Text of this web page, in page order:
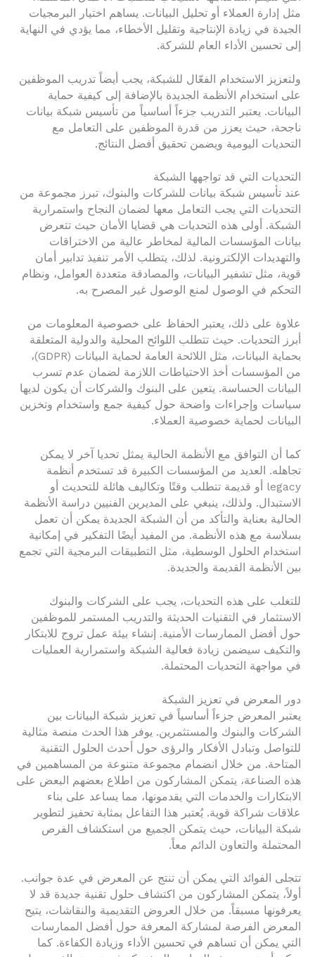
مثل إدارة العملاء أو تحليل البيانات. يساهم اختيار البرمجيات
الجيدة في زيادة الإنتاجية وتقليل الأخطاء، مما يؤدي في النهاية
إلى تحسين الأداء العام للشركة.
ولتعزيز الاستخدام الفعّال للشبكة، يجب أيضاً تدريب الموظفين
على استخدام الأنظمة الجديدة بالإضافة إلى كيفية حماية
البيانات. يعتبر التدريب جزءاً أساسياً من تأسيس شبكة بيانات
ناجحة، حيث يعزز من قدرة الموظفين على التعامل مع
التحديات اليومية ويضمن تحقيق أفضل النتائج.
التحديات التي قد تواجهها الشبكة
عند تأسيس شبكة بيانات للشركات والبنوك، تبرز مجموعة من
التحديات التي يجب التعامل معها لضمان النجاح واستمرارية
الشبكة. أولى هذه التحديات هي قضايا الأمان حيث تتعرض
بيانات المؤسسات المالية لمخاطر عالية من الاختراقات
والتهديدات الإلكترونية. لذلك، يتطلب الأمر تنفيذ تدابير أمان
قوية، مثل تشفير البيانات، والمصادقة متعددة العوامل، ونظام
التحكم في الوصول لمنع الوصول غير المصرح به.
علاوة على ذلك، يعتبر الحفاظ على خصوصية المعلومات من
أبرز التحديات. حيث تتطلب اللوائح المحلية والدولية المتعلقة
بحماية البيانات، مثل اللائحة العامة لحماية البيانات (GDPR)،
من المؤسسات أخذ الاحتياطات اللازمة لضمان عدم تسرب
البيانات الحساسة. يتعين على البنوك والشركات أن يكون لديها
سياسات وإجراءات واضحة حول كيفية جمع واستخدام وتخزين
البيانات لحماية خصوصية العملاء.
كما أن التوافق مع الأنظمة الحالية يمثل تحديا آخر لا يمكن
تجاهله. العديد من المؤسسات الكبيرة قد تستخدم أنظمة
legacy أو قديمة تتطلب وقتًا وتكاليف هائلة للتحديث أو
الاستبدال. ولذلك، ينبغي على المديرين الفنيين دراسة الأنظمة
الحالية بعناية والتأكد من أن الشبكة الجديدة يمكن أن تعمل
بسلاسة مع هذه الأنظمة. من المفيد أيضًا التفكير في إمكانية
استخدام الحلول الوسطية، مثل التطبيقات البرمجية التي تجمع
بين الأنظمة القديمة والجديدة.
للتغلب على هذه التحديات، يجب على الشركات والبنوك
الاستثمار في التقنيات الحديثة والتدريب المستمر للموظفين
حول أفضل الممارسات الأمنية. إنشاء بيئة عمل تروج للابتكار
والتكيف سيضمن زيادة فعالية الشبكة واستمرارية العمليات
في مواجهة التحديات المحتملة.
دور المعرض في تعزيز الشبكة
يعتبر المعرض جزءاً أساسياً في تعزيز شبكة البيانات بين
الشركات والبنوك والمستثمرين. يوفر هذا الحدث منصة مثالية
للتواصل وتبادل الأفكار والرؤى حول أحدث الحلول التقنية
المتاحة. من خلال انضمام مجموعة متنوعة من المساهمين في
هذه الصناعة، يتمكن المشاركون من اطلاع بعضهم البعض على
الابتكارات والخدمات التي يقدمونها، مما يساعد على بناء
علاقات شراكة قوية. يُعتبر هذا التفاعل بمثابة تحفيز لتطوير
شبكة البيانات، حيث يتمكن الجميع من استكشاف الفرص
المحتملة والتعاون الدائم معاً.
تتجلى الفوائد التي يمكن أن تنتج عن المعرض في عدة جوانب.
أولاً، يتمكن المشاركون من اكتشاف حلول تقنية جديدة قد لا
يعرفونها مسبقاً. من خلال العروض التقديمية والنقاشات، يتيح
المعرض الفرصة لمشاركة المعرفة حول أفضل الممارسات
التي يمكن أن تساهم في تحسين الأداء وزيادة الكفاءة. كما